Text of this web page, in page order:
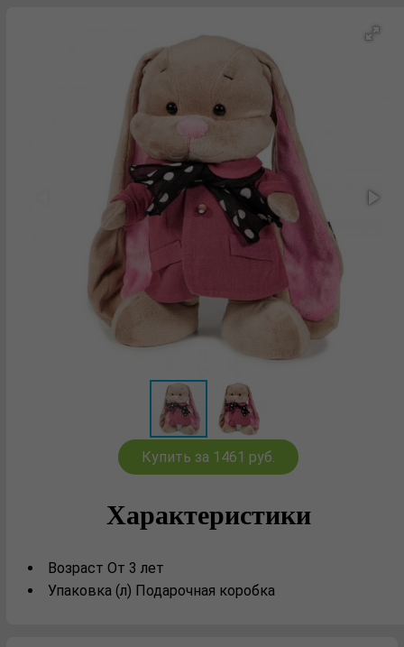
Купить за 1461 руб.
Характеристики
Возраст От 3 лет
Упаковка (л) Подарочная коробка